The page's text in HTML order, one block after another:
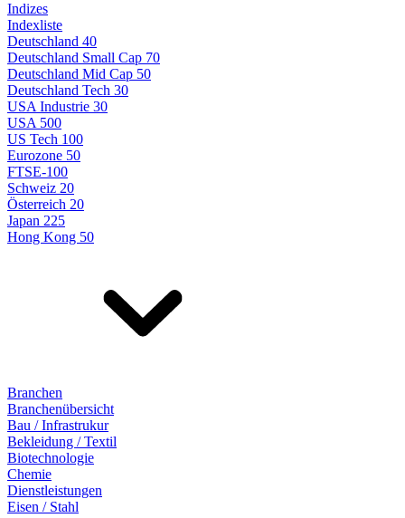
Indizes
Indexliste
Deutschland 40
Deutschland Small Cap 70
Deutschland Mid Cap 50
Deutschland Tech 30
USA Industrie 30
USA 500
US Tech 100
Eurozone 50
FTSE-100
Schweiz 20
Österreich 20
Japan 225
Hong Kong 50
Branchen
Branchenübersicht
Bau / Infrastrukur
Bekleidung / Textil
Biotechnologie
Chemie
Dienstleistungen
Eisen / Stahl